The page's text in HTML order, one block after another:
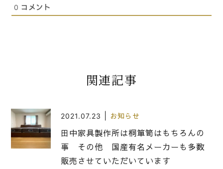
0 コメント
関連記事
2021.07.23 お知らせ
田中家具製作所は桐箪笥はもちろんの
事 その他 国産有名メーカーも多数
販売させていただいています